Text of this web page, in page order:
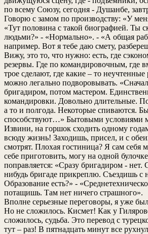
по всему Союзу, сегодня - Душанбе,
Говорю с замом по производству: «У
«Тут половина с такой биографией. Ты
людьми?» - «Нормально». - «А общая
например. Вот я тебе даю смету,
Вижу, это то, что нужно: есть, где
резервы. Где по командировочным, где
трое сделают, где какие – то неучтенные
можно легально подворовывать.
бригадиром, потом мастером.
командировки. Довольно длительные.
а то и полгода. Некоторые спиваются.
способствуют…» Бытовыми условиями
Извини, на горшок сходить одному
всюду жизнь! Заходишь, присел, и с
смотрят. Плохая гостиница? Я сам себя
себе приготовить, могу на одной
поправляется: «Сразу бригадиром - нет.
нибудь бригаде прикреплю. Съездишь
Образование есть?» -
потащишь. Там нет ничего страшного».
Вполне серьезные переговоры, я уже
Но не сложилось. Кисмет! Как у
сложилось, судьба. Это перевод с
тут – раз! В пятнадцать минут все